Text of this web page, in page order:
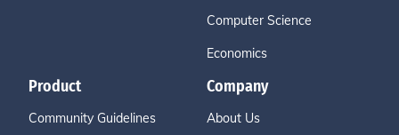
Computer Science
Economics
Product
Community Guidelines
Company
About Us